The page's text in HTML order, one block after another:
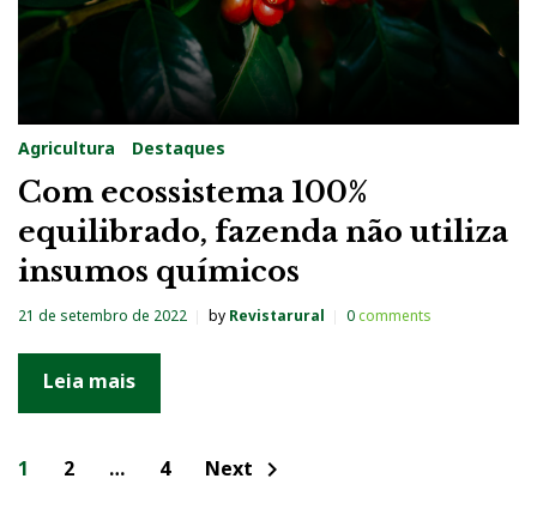
Agricultura Destaques
Com ecossistema 100%
equilibrado, fazenda não utiliza
insumos químicos
21 de setembro de 2022 by Revistarural 0comments
Leia mais
N
1 2 … 4 Next chevron_right